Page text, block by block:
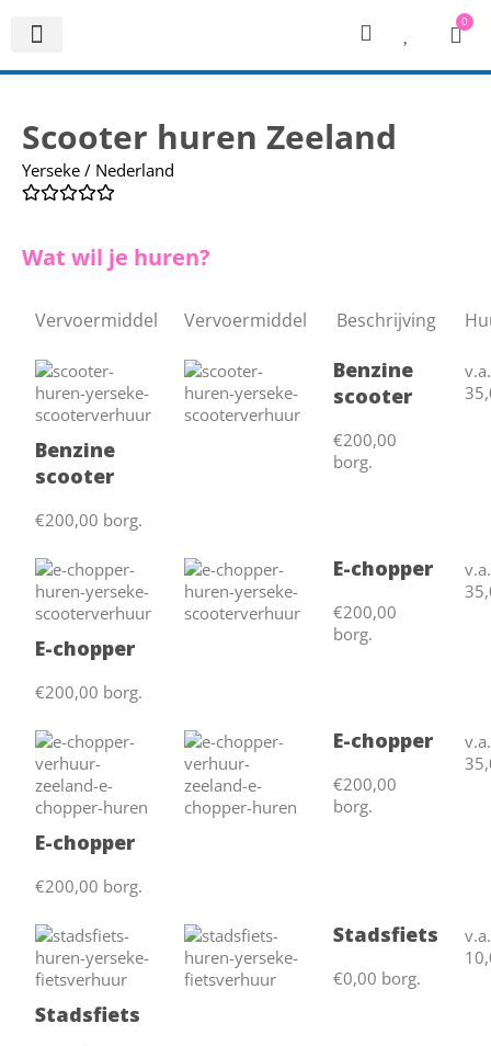
0
Scooter huren Zeeland
Yerseke / Nederland
Wat wil je huren?
Vervoermiddel Vervoermiddel Beschrijving
Benzine
scooter
€200,00 borg.
Benzine
scooter
€200,00
borg.
E-chopper
€200,00 borg.
E-chopper
€200,00
borg.
E-chopper
€200,00 borg.
E-chopper
€200,00
borg.
Stadsfiets
Stadsfiets
€0,00 borg.